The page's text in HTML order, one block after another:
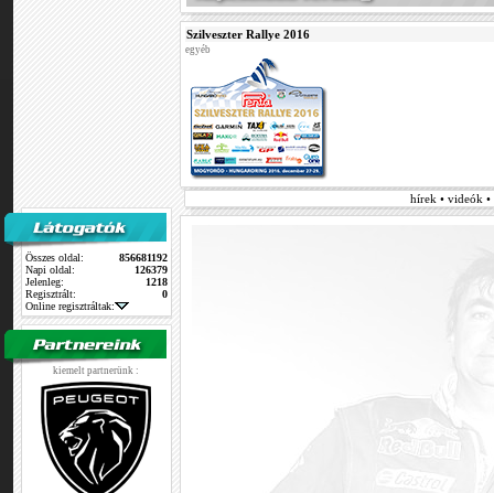
Összes oldal:
856681192
Napi oldal:
126379
Jelenleg:
1218
Regisztrált:
0
Online regisztráltak:
kiemelt partnerünk :
Szilveszter Rallye 2016
egyéb
hírek • videók